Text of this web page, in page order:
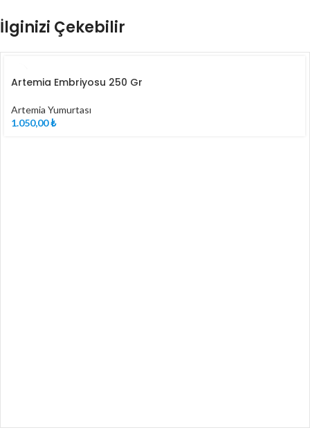
İlginizi Çekebilir
Artemia Embriyosu 250 Gr
Artemia Yumurtası
1.050,00₺